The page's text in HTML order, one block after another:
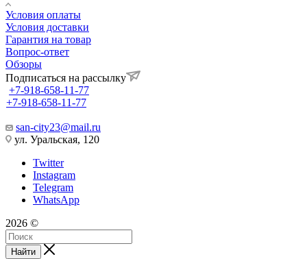
Условия оплаты
Условия доставки
Гарантия на товар
Вопрос-ответ
Обзоры
Подписаться на рассылку
+7-918-658-11-77
+7-918-658-11-77
san-city23@mail.ru
ул. Уральская, 120
Twitter
Instagram
Telegram
WhatsApp
2026 ©
Найти